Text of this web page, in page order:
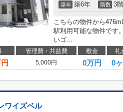
築年 築6年 階数 3
こちらの物件から
駅利用可能な物件です
いゴ...
管理費・共益費 敷金 礼
5,000円 0万円 0
ワイズベル